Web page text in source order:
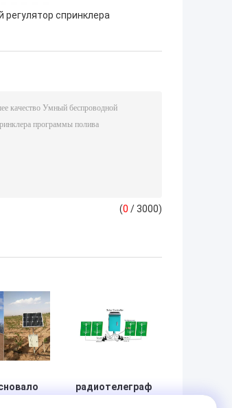
регулятор спринклера
(0 / 3000)
радиотелеграф